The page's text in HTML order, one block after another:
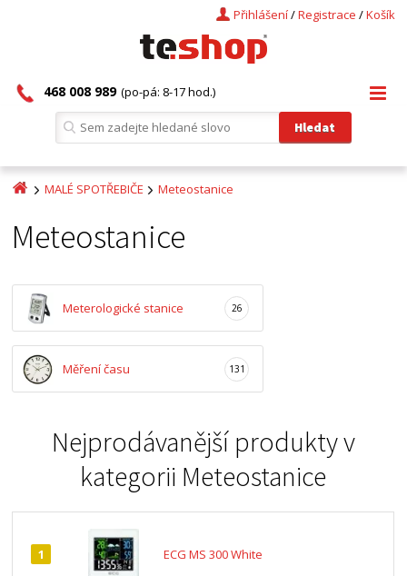
Košík
/
Registrace
/
Přihlášení
468 008 989 (po-pá: 8-17 hod.)
MALÉ SPOTŘEBIČE Meteostanice
Meteostanice
Meterologické stanice 26
Měření času 131
Nejprodávanější produkty v
kategorii Meteostanice
1 ECG MS 300 White